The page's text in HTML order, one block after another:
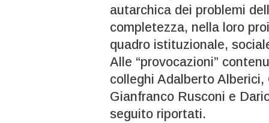
autarchica dei problemi
completezza, nella loro
quadro istituzionale,
Alle “provocazioni”
colleghi Adalberto
Gianfranco Rusconi e
seguito riportati.